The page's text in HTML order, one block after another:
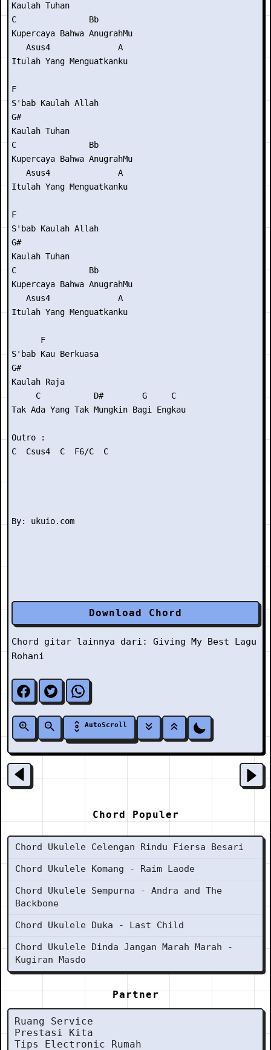
Kaulah Tuhan
C               Bb
Kupercaya Bahwa AnugrahMu
   Asus4              A
Itulah Yang Menguatkanku
F
S'bab Kaulah Allah
G#
Kaulah Tuhan
C               Bb
Kupercaya Bahwa AnugrahMu
   Asus4              A
Itulah Yang Menguatkanku
F
S'bab Kaulah Allah
G#
Kaulah Tuhan
C               Bb
Kupercaya Bahwa AnugrahMu
   Asus4              A
Itulah Yang Menguatkanku
      F
S'bab Kau Berkuasa
G#
Kaulah Raja
     C           D#        G     C
Tak Ada Yang Tak Mungkin Bagi Engkau
Outro :
C  Csus4  C  F6/C  C
Download Chord
Chord gitar lainnya dari: Giving My Best
Lagu
Rohani
AutoScroll
Chord Populer
Chord Ukulele Celengan Rindu Fiersa Besari
Chord Ukulele Komang - Raim Laode
Chord Ukulele Sempurna - Andra and The
Backbone
Chord Ukulele Duka - Last Child
Chord Ukulele Dinda Jangan Marah Marah -
Kugiran Masdo
Partner
Ruang Service
Prestasi Kita
Tips Electronic Rumah